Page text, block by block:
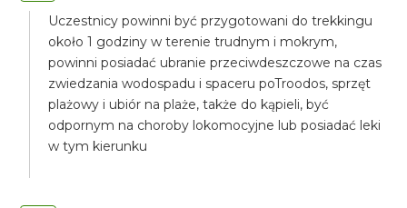
Uczestnicy powinni być przygotowani do trekkingu
około 1 godziny w terenie trudnym i mokrym,
powinni posiadać ubranie przeciwdeszczowe na czas
zwiedzania wodospadu i spaceru poTroodos, sprzęt
plażowy i ubiór na plaże, także do kąpieli, być
odpornym na choroby lokomocyjne lub posiadać leki
w tym kierunku